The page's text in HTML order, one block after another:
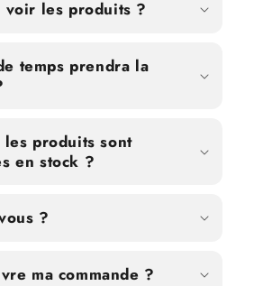
voir les produits ?
temps prendra la
les produits sont
en stock ?
?
ma commande ?